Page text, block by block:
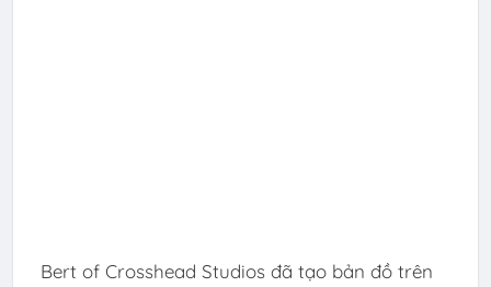
Bert of Crosshead Studios đã tạo bản đồ trên